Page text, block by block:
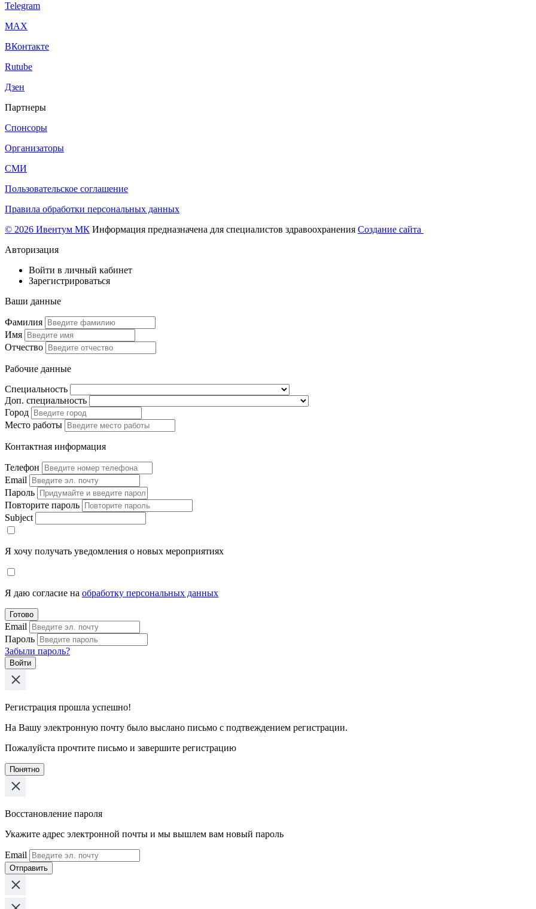
Telegram
МАХ
ВКонтакте
Rutube
Дзен
Партнеры
Спонсоры
Организаторы
СМИ
Пользовательское соглашение
Правила обработки персональных данных
© 2026 Ивентум МК Информация предназначена для специалистов здравоохранения Создание сайта
Авторизация
Войти в личный кабинет
Зарегистрироваться
Ваши данные
Фамилия
Имя
Отчество
Рабочие данные
Специальность
Доп. специальность
Город
Место работы
Контактная информация
Телефон
Email
Пароль
Повторите пароль
Subject
Я хочу получать уведомления о новых мероприятиях
Я даю согласие на обработку персональных данных
Готово
Email
Пароль
Забыли пароль?
Войти
Регистрация прошла успешно!
На Вашу электронную почту было выслано письмо с подтвеждением регистрации.
Пожалуйста прочтите письмо и завершите регистрацию
Понятно
Восстановление пароля
Укажите адрес электронной почты и мы вышлем вам новый пароль
Email
Отправить